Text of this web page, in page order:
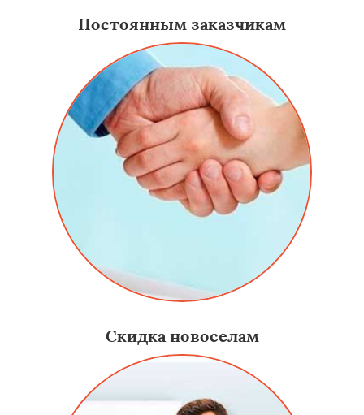
Постоянным заказчикам
Скидка новоселам